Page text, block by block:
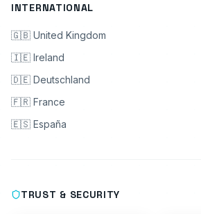
INTERNATIONAL
🇬🇧 United Kingdom
🇮🇪 Ireland
🇩🇪 Deutschland
🇫🇷 France
🇪🇸 España
TRUST & SECURITY